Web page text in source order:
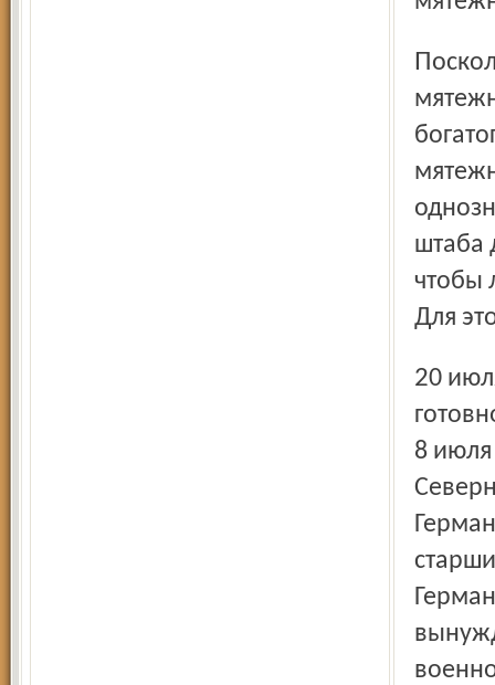
Поскольку военнопленные все еще находились во власти
штаба
чтобы
Для
20 июля штаб восставших предложил заявить о своей
8 июля